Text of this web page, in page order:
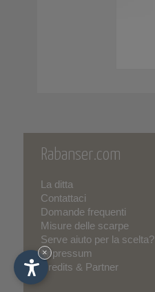
Rabanser.com
La ditta
Contattaci
Domande frequenti
Misure delle scarpe
Serve aiuto per la scelta?
Impressum
Credits & Partner
×